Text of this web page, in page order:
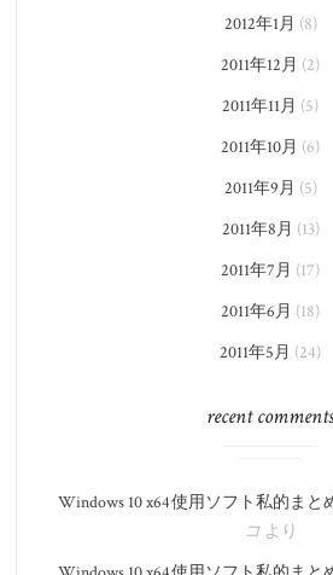
2012年1月 (8)
2011年12月 (2)
2011年11月 (5)
2011年10月 (6)
2011年9月 (5)
2011年8月 (13)
2011年7月 (17)
2011年6月 (18)
2011年5月 (24)
recent comments
Windows 10 x64 使用ソフト私的まと
コ より